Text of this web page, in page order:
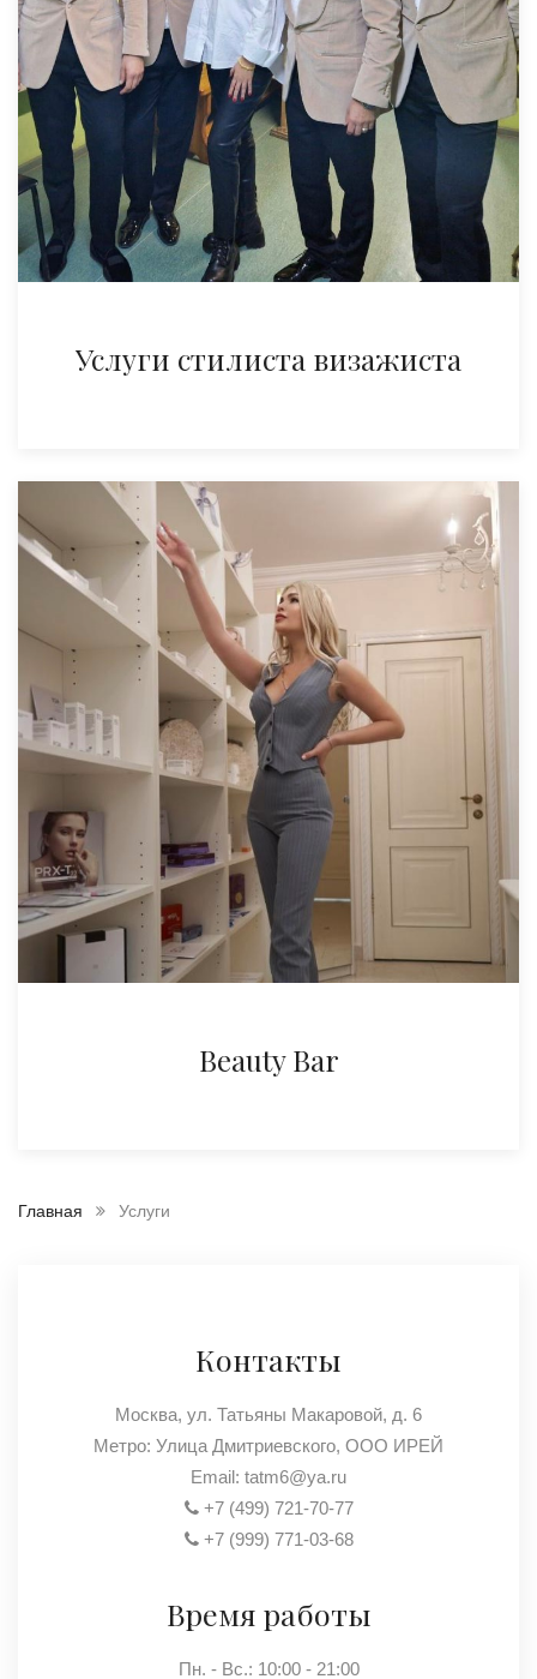
Услуги стилиста визажиста
Beauty Bar
Главная Услуги
Контакты
Москва, ул. Татьяны Макаровой, д. 6
Метро: Улица Дмитриевского, ООО ИРЕЙ
Email: tatm6@ya.ru
+7 (499) 721-70-77
+7 (999) 771-03-68
Время работы
Пн. - Вс.: 10:00 - 21:00